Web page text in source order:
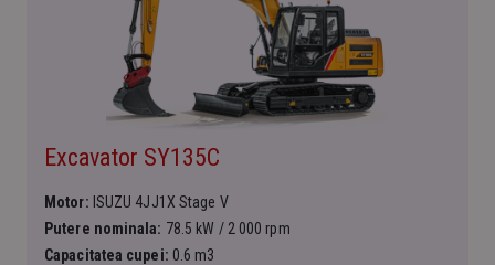
Excavator SY135C
Motor: ISUZU 4JJ1X Stage V
Putere nominala: 78.5 kW / 2 000 rpm
Capacitatea cupei: 0.6 m3